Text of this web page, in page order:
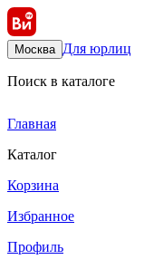
Москва Для юрлиц
Поиск в каталоге
Главная
Каталог
Корзина
Избранное
Профиль